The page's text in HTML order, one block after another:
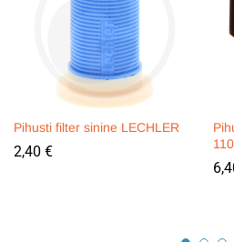
Pihusti filter sinine LECHLER
2,40 €